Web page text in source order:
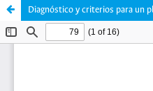
Diagnóstico y criterios para un